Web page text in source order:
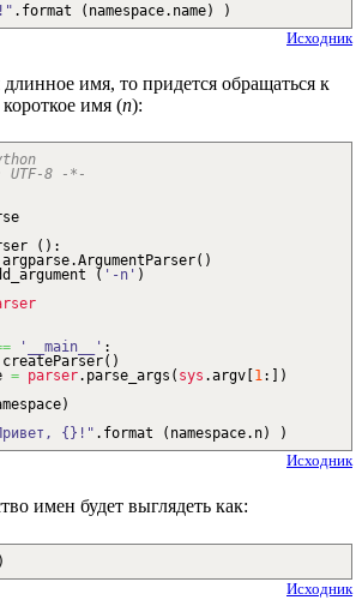
. format ( namespace. name) )
Исходник
имя, то придется обращаться к
имя (n):
8 -*-
( ) :
argparse.ArgumentParser( )
( '-n' )
'__main__' :
createParser( )
= parser. parse_args ( sys .argv 1:
)
)
{}!" . format ( namespace. n) )
Исходник
имен будет выглядеть как:
Исходник